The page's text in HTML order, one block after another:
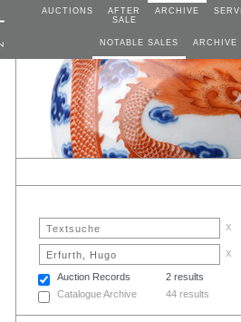
AUCTIONS
AFTER
SALE
ARCHIVE
NOTABLE SALES ARCHIVE
x
x
Auction Records
2 results
Catalogue Archive
44 results